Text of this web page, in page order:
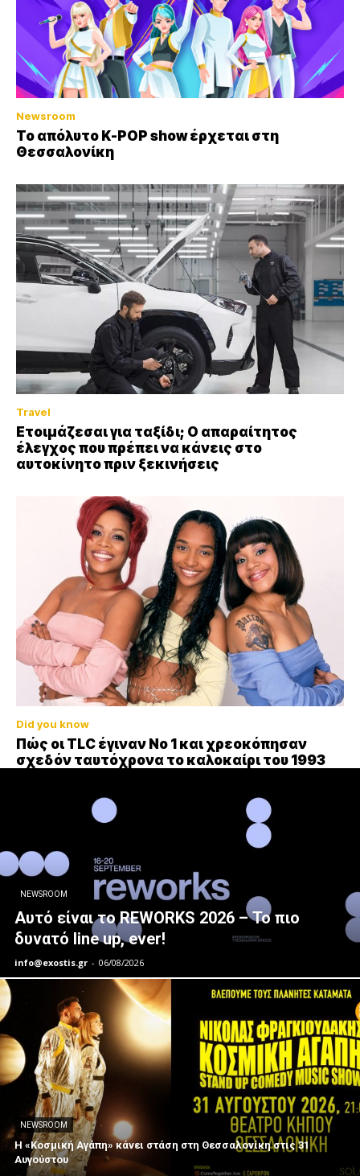
Newsroom
Το απόλυτο K-POP show έρχεται στη
Θεσσαλονίκη
Travel
Ετοιμάζεσαι για ταξίδι; Ο απαραίτητος
έλεγχος που πρέπει να κάνεις στο
αυτοκίνητο πριν ξεκινήσεις
Did you know
Πώς οι TLC έγιναν Νο 1 και χρεοκόπησαν
σχεδόν ταυτόχρονα το καλοκαίρι του 1993
NEWSROOM
Αυτό είναι το REWORKS 2026 – Το πιο
δυνατό line up, ever!
info@exostis.gr - 06/08/2026
NEWSROOM
Η «Κοσμική Αγάπη» κάνει στάση στη Θεσσαλονίκη στις 31
Αυγούστου